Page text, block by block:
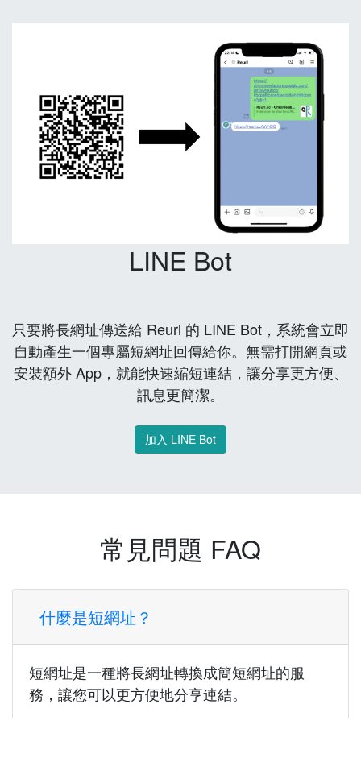
LINE Bot
只要將長網址傳送給 Reurl 的 LINE Bot，系統會立即
自動產生一個專屬短網址回傳給你。無需打開網頁或
安裝額外 App，就能快速縮短連結，讓分享更方便、
訊息更簡潔。
加入 LINE Bot
常見問題 FAQ
什麼是短網址？
短網址是一種將長網址轉換成簡短網址的服
務，讓您可以更方便地分享連結。